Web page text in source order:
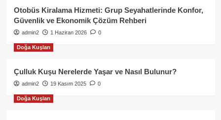
Otobüs Kiralama Hizmeti: Grup Seyahatlerinde Konfor,
Güvenlik ve Ekonomik Çözüm Rehberi
admin2 1 Haziran 2026 0
Doğa Kuşları
Çulluk Kuşu Nerelerde Yaşar ve Nasıl Bulunur?
admin2 19 Kasım 2025 0
Doğa Kuşları